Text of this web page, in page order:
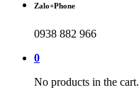
Zalo+Phone
0938 882 966
0
No products in the cart.